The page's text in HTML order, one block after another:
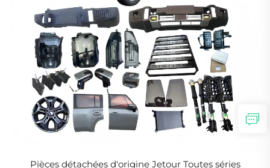
Pièces détachées d'origine Jetour Toutes séries